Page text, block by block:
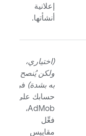
إعلانية
أنشأتها.
(اختياري،
ولكن يُنصح
به بشدة) في
حسابك على
AdMob،
فعِّل
مقاييس